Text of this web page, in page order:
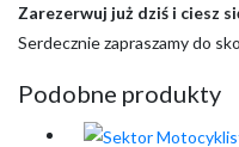
Zarezerwuj już dziś i ciesz
Serdecznie zapraszamy do
Podobne produkty